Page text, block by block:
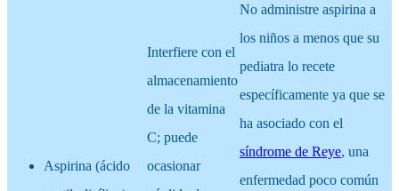
Aspirina (ácido
Interfiere con el
almacenamiento
de la vitamina
C; puede
ocasionar
No administre aspirina a
los niños a menos que su
pediatra lo recete
específicamente ya que se
ha asociado con el
síndrome de Reye, una
enfermedad poco común